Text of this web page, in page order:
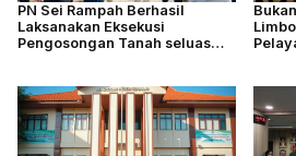
PN Sei Rampah Berhasil
Laksanakan Eksekusi
Pengosongan Tanah seluas